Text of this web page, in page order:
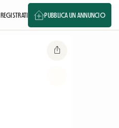
REGISTRATI PUBBLICA UN ANNUNCIO